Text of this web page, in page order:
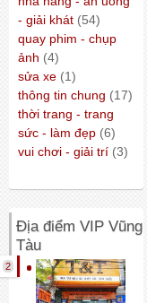
2
- giải khát (54)
quay phim - chụp
ảnh (4)
sửa xe (1)
thông tin chung (17)
thời trang - trang
sức - làm đẹp (6)
vui chơi - giải trí (3)
Địa điểm VIP Vũng
Tàu